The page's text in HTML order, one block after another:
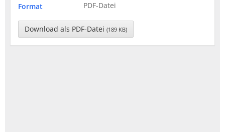
Format
PDF-Datei
Download als PDF-Datei (189 KB)